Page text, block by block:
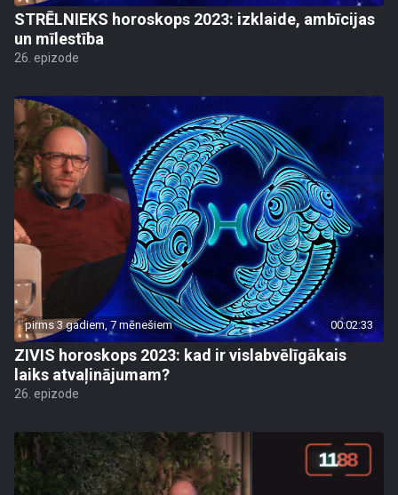
STRĒLNIEKS horoskops 2023: izklaide, ambīcijas
un mīlestība
26. epizode
pirms 3 gadiem, 7 mēnešiem 00:02:33
ZIVIS horoskops 2023: kad ir vislabvēlīgākais
laiks atvaļinājumam?
26. epizode